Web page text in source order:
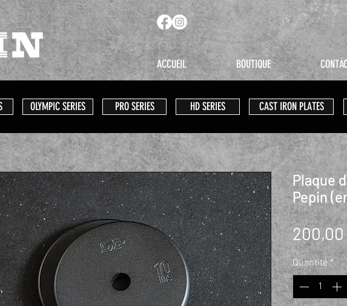
ACCUEIL BOUTIQUE
OLYMPIC SERIES PRO SERIES HD SERIES CAST IRON PLATES
Plaque
Pepin
200,00
Quantité *